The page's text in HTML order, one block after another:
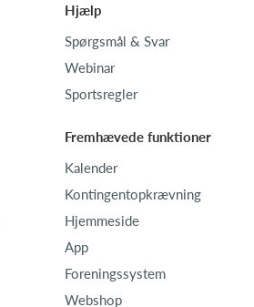
Hjælp
Spørgsmål & Svar
Webinar
Sportsregler
Fremhævede funktioner
Kalender
Kontingentopkrævning
Hjemmeside
App
Foreningssystem
Webshop